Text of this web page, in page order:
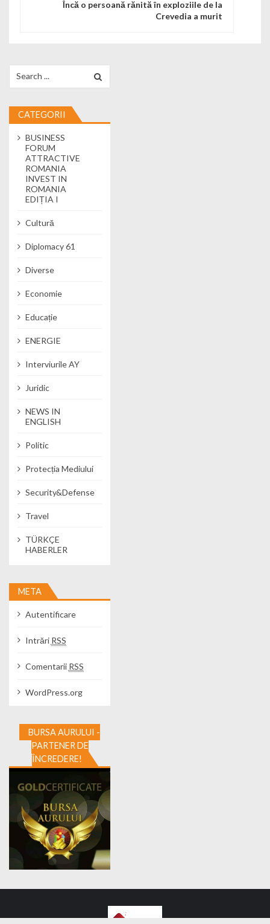
Încă o persoană rănită în exploziile de la
Crevedia a murit
CATEGORII
BUSINESS
FORUM
ATTRACTIVE
ROMANIA
INVEST IN
ROMANIA
EDIȚIA I
Cultură
Diplomacy 61
Diverse
Economie
Educație
ENERGIE
Interviurile AY
Juridic
NEWS IN
ENGLISH
Politic
Protecția Mediului
Security&Defense
Travel
TÜRKÇE
HABERLER
META
Autentificare
Intrări RSS
Comentarii RSS
WordPress.org
BURSA AURULUI -
PARTENER DE
ÎNCREDERE!